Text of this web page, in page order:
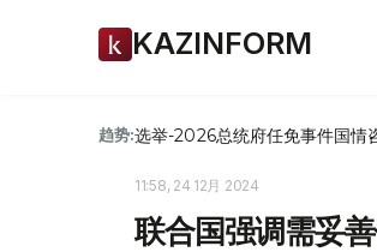
KAZINFORM
趋势:选举-2026总统府任免事件国情
11:58, 24 12月 2024
联合国强调需妥